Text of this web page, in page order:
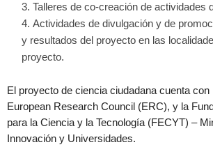
Talleres de co-creación de actividades
Actividades de divulgación y de
y resultados del proyecto en las
proyecto.
El proyecto de ciencia ciudadana cuenta con
European Research Council (ERC), y la
para la Ciencia y la Tecnología (FECYT) –
Innovación y Universidades.